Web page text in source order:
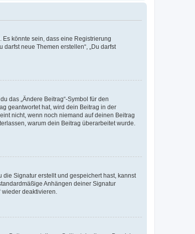
Es könnte sein, dass eine Registrierung
neue Themen erstellen“, „Du darfst
das „Ändere Beitrag“-Symbol für den
geantwortet hat, wird dein Beitrag in der
nicht, wenn noch niemand auf deinen Beitrag
warum dein Beitrag überarbeitet wurde.
Signatur erstellt und gespeichert hast, kannst
Anhängen deiner Signatur
deaktivieren.